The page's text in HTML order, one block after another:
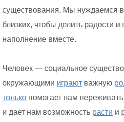
существования. Мы нуждаемся в
близких, чтобы делить радости и
наполнение вместе.
Человек — социальное
окружающими играют важную
только помогает нам
и дает нам возможность расти и